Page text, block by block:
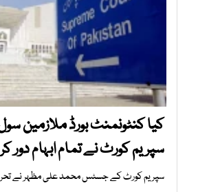
کیا کنٹونمنٹ بورڈ ملازمین
سپریم کورٹ نے تمام ابہام دور
سپریم کورٹ کے جسٹس محمد علی مظہر نے